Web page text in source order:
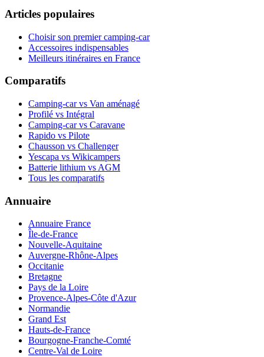
Articles populaires
Choisir son premier camping-car
Accessoires indispensables
Meilleurs itinéraires en France
Comparatifs
Camping-car vs Van aménagé
Profilé vs Intégral
Camping-car vs Caravane
Rapido vs Pilote
Chausson vs Challenger
Yescapa vs Wikicampers
Batterie lithium vs AGM
Tous les comparatifs
Annuaire
Annuaire France
Île-de-France
Nouvelle-Aquitaine
Auvergne-Rhône-Alpes
Occitanie
Bretagne
Pays de la Loire
Provence-Alpes-Côte d'Azur
Normandie
Grand Est
Hauts-de-France
Bourgogne-Franche-Comté
Centre-Val de Loire